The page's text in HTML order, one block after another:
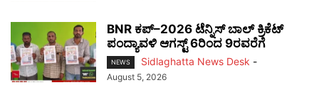
BNR ಕಪ್–2026 ಟೆನ್ನಿಸ್ ಬಾಲ್ ಕ್ರಿಕೆಟ್
ಪಂದ್ಯಾವಳಿ ಆಗಸ್ಟ್ 6ರಿಂದ 9ರವರೆಗೆ
NEWS Sidlaghatta News Desk -
August 5, 2026